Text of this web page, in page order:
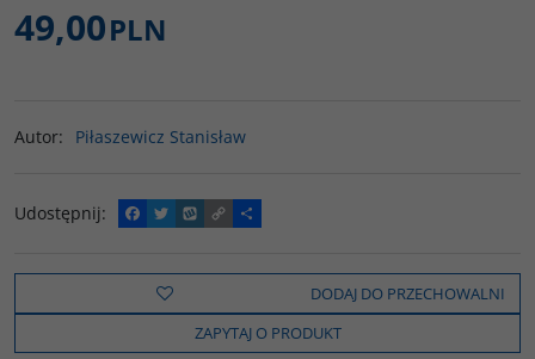
49,00PLN
Autor: Piłaszewicz Stanisław
Udostępnij:
F
a
e
o
k
T
w
t
t
e
W
y
o
C
o
y
i
n
k
P
o
z
e
l
s
DODAJ DO PRZECHOWALNI
ZAPYTAJ O PRODUKT